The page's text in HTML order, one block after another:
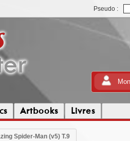
Pseudo :
Artbooks Livres
Spider-Man (v5) T.9